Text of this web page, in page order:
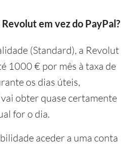
em vez do PayPal?
(Standard), a Revolut
1000 € por mês à taxa de
os dias úteis,
obter quase certamente
for o dia.
aceder a uma conta